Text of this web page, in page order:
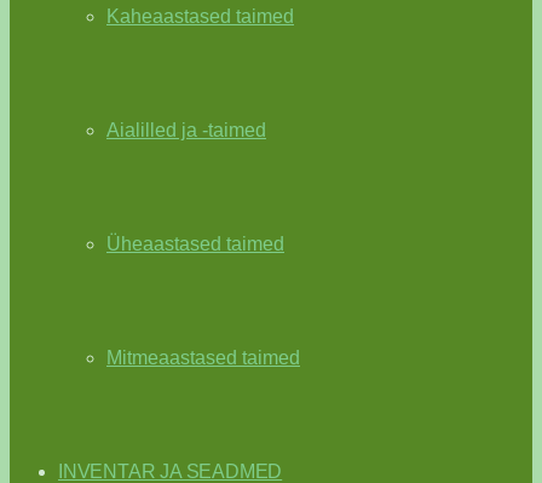
Kaheaastased taimed
Aialilled ja -taimed
Üheaastased taimed
Mitmeaastased taimed
INVENTAR JA SEADMED